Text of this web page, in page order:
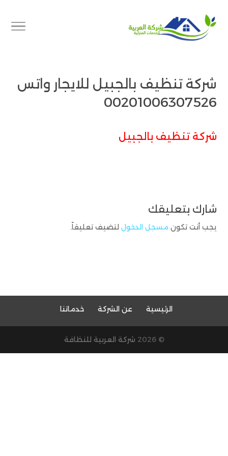
شركة تنظيف بالجبيل للايجار واتس
00201006307526
شركة تنظيف بالجبيل
شارك بتعليقك
يجب أنت تكون مسجل الدخول لتضيف تعليقاً.
الرئيسية عن الشركة خدماتنا
© 2026 شركة العربية للنظافة